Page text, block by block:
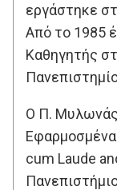
εργάστηκε
Από το 1985
Καθηγητής
Ο Π. Μυλωνάς
cum Laude